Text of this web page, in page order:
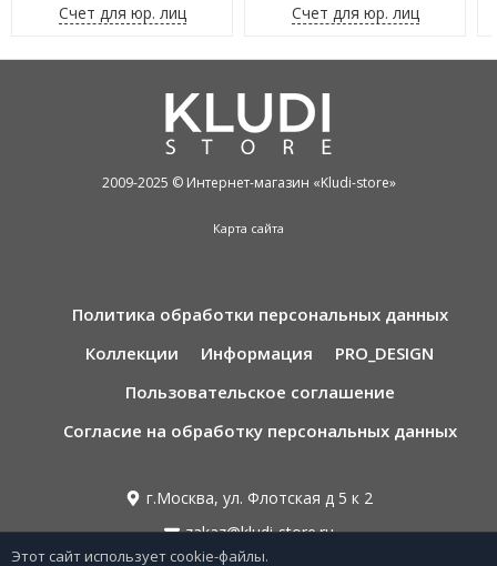
Счет для юр. лиц
Счет для юр. лиц
2009-2025 © Интернет-магазин «Kludi-store»
Карта сайта
Политика обработки персональных данных
Коллекции
Информация
PRO_DESIGN
Пользовательское соглашение
Согласие на обработку персональных данных
г.Москва, ул. Флотская д 5 к 2
zakaz@kludi-store.ru
Этот сайт использует cookie-файлы.